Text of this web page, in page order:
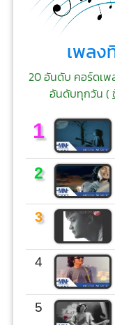
เพลง
20 อันดับ คอร์ดเพ
อันดับทุกวัน (
1
2
3
4
5